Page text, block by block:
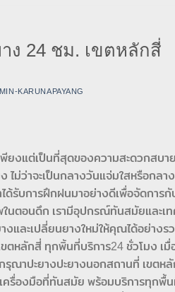
ง 24 ชม. เขตหลักสี่
KARUNAPAYANG
ยงแต่เป็นที่สุดของความสะดวกสบา
ไม่ว่าจะเป็นกลางวันแจ่มใสหรือกล
ด้รับการฝึกฝนมาอย่างดีเพื่อจัดกา
ตอนดึก เรามีอุปกรณ์ทันสมัยและเท
และเปลี่ยนยางใหม่ให้คุณได้อย่างร
ตหลักสี่ ทุกพิ้นที่บริการ24 ชั่วโมง เ
ณาปะยางปะยางนอกสถานที่ เขตห
ครื่องมือที่ทันสมัย พร้อมบริการทุกพื้น